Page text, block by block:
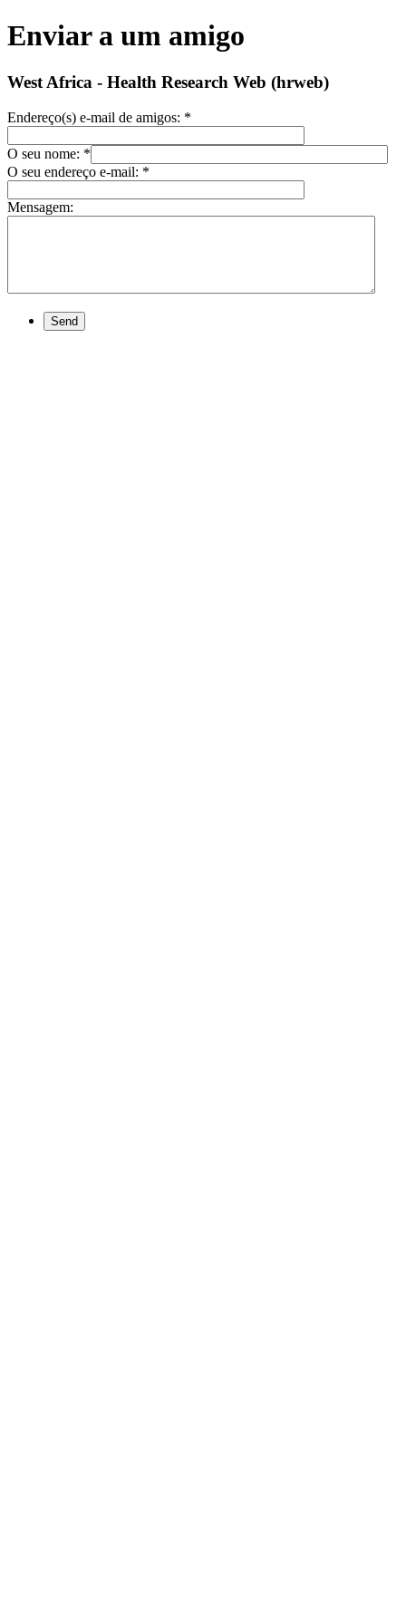
Enviar a um amigo
West Africa - Health Research Web (hrweb)
Endereço(s) e-mail de amigos: *
O seu nome: *
O seu endereço e-mail: *
Mensagem:
Send